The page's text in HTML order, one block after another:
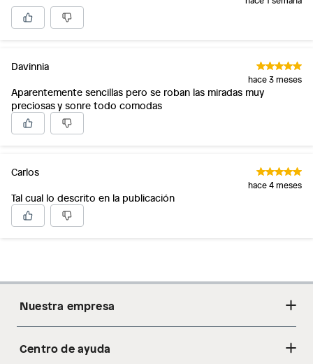
Davinnia
hace 3 meses
Aparentemente sencillas pero se roban las miradas muy
preciosas y sonre todo comodas
Carlos
hace 4 meses
Tal cual lo descrito en la publicación
Nuestra empresa
Acerca de nosotros
Centro de ayuda